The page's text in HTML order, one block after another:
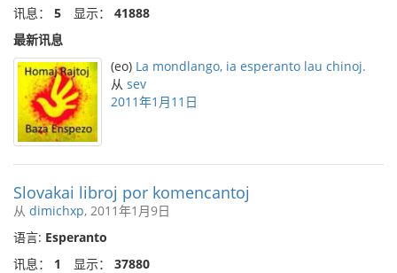
讯息： 5 显示： 41888
最新讯息
(eo) La mondlango, ia esperanto lau chinoj.
从 sev
2011年1月11日
Slovakai libroj por komencantoj
从 dimichxp, 2011年1月9日
语言: Esperanto
讯息： 1 显示： 37880